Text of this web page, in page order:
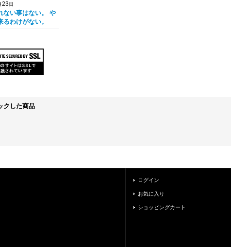
23日
ない事はない。 や
るわけがない。
クした商品
ログイン
お気に入り
ショッピングカート